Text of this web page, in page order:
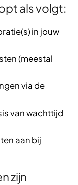
als volgt:
in jouw
(meestal
via de
van wachttijd
aan bij
zijn